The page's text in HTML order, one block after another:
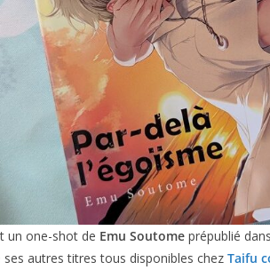
un one-shot de Emu Soutome prépublié
autres titres tous disponibles chez Taifu